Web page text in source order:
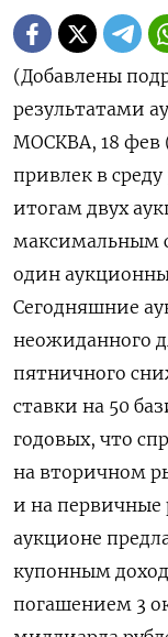
(Добавлены
результатами
МОСКВА, 18 фев
привлек в
итогам двух
максимальным
один
Сегодняшние
неожиданного
пятничного
ставки на 50
годовых, что
на вторичном
и на
аукционе
купонным
погашением 3